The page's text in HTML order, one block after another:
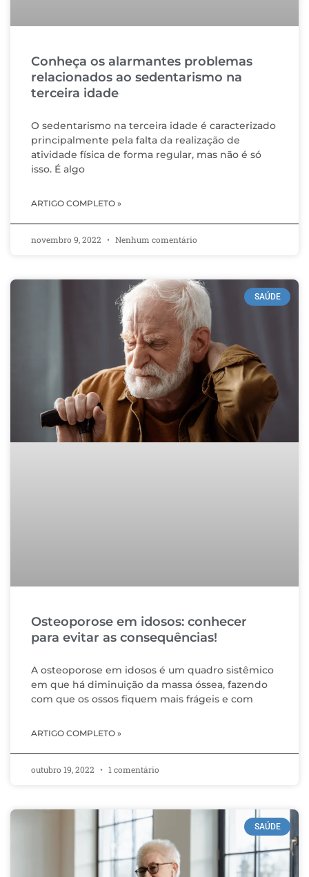
Conheça os alarmantes problemas
relacionados ao sedentarismo na
terceira idade
O sedentarismo na terceira idade é caracterizado
principalmente pela falta da realização de
atividade física de forma regular, mas não é só
isso. É algo
ARTIGO COMPLETO »
novembro 9, 2022 Nenhum comentário
SAÚDE
Osteoporose em idosos: conhecer
para evitar as consequências!
A osteoporose em idosos é um quadro sistêmico
em que há diminuição da massa óssea, fazendo
com que os ossos fiquem mais frágeis e com
ARTIGO COMPLETO »
outubro 19, 2022 1 comentário
SAÚDE